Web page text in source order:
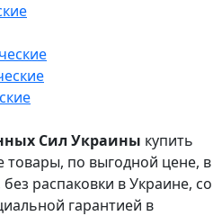
Сил Украины купить
по выгодной цене, в
распаковки в Украине, со
гарантией в